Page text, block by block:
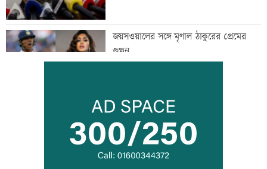
জয়সওয়ালের সঙ্গে মৃণাল ঠাকুরের প্রেমের
গুঞ্জন
ইউএনওদের মানুষের কল্যাণে কাজ করার
আহবান প্রধানমন্ত্রীর